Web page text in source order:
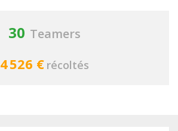
30 Teamers
4 526 € récoltés